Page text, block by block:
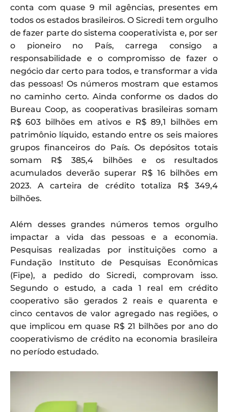
conta com quase 9 mil agências, presentes em
todos os estados brasileiros. O Sicredi tem orgulho
de fazer parte do sistema cooperativista e, por ser
o pioneiro no País, carrega consigo a
responsabilidade e o compromisso de fazer o
negócio dar certo para todos, e transformar a vida
das pessoas! Os números mostram que estamos
no caminho certo. Ainda conforme os dados do
Bureau Coop, as cooperativas brasileiras somam
R$ 603 bilhões em ativos e R$ 89,1 bilhões em
patrimônio líquido, estando entre os seis maiores
grupos financeiros do País. Os depósitos totais
somam R$ 385,4 bilhões e os resultados
acumulados deverão superar R$ 16 bilhões em
2023. A carteira de crédito totaliza R$ 349,4
bilhões.
Além desses grandes números temos orgulho
impactar a vida das pessoas e a economia.
Pesquisas realizadas por instituições como a
Fundação Instituto de Pesquisas Econômicas
(Fipe), a pedido do Sicredi, comprovam isso.
Segundo o estudo, a cada 1 real em crédito
cooperativo são gerados 2 reais e quarenta e
cinco centavos de valor agregado nas regiões, o
que implicou em quase R$ 21 bilhões por ano do
cooperativismo de crédito na economia brasileira
no período estudado.